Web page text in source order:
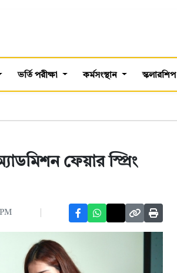
ভর্তি পরীক্ষা কর্মসংস্থান স্কলারশিপ
ফেয়ার স্প্রিং